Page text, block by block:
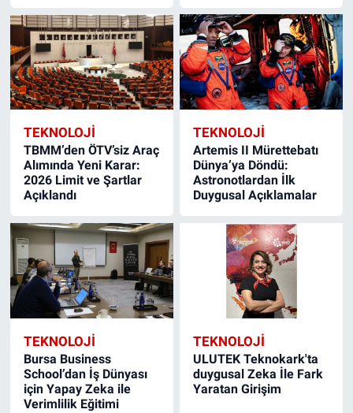
TEKNOLOJİ
TBMM’den ÖTV’siz Araç
Alımında Yeni Karar:
2026 Limit ve Şartlar
Açıklandı
TEKNOLOJİ
Artemis II Mürettebatı
Dünya’ya Döndü:
Astronotlardan İlk
Duygusal Açıklamalar
TEKNOLOJİ
Bursa Business
School’dan İş Dünyası
için Yapay Zeka ile
Verimlilik Eğitimi
TEKNOLOJİ
ULUTEK Teknokark'ta
duygusal Zeka İle Fark
Yaratan Girişim